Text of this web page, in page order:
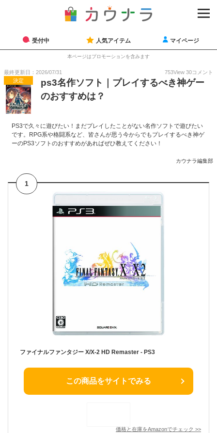
受付中 人気アイテム マイページ
本ページはプロモーションを含みます
最終更新日：2026/07/31 753View 30コメント
決定
ps3名作ソフト｜プレイするべき神ゲー
のおすすめは？
PS3で久々に遊びたい！まだプレイしたことがない名作ソフトで遊びたい
です。RPG系や格闘系など、皆さんが思う今からでもプレイするべき神ゲ
ーのPS3ソフトのおすすめがあればぜひ教えてください！
カウナラ編集部
1
ファイナルファンタジー X/X-2 HD Remaster - PS3
この商品をサイトでみる
価格と在庫をAmazonでチェック >>